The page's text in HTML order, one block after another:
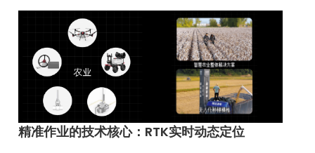
精准作业的技术核心：RTK实时动态定位